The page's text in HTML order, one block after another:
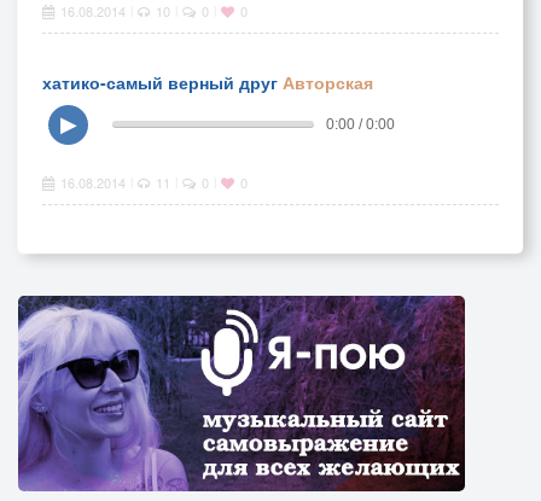
16.08.2014 10 0 0
хатико-самый верный друг Авторская
▶
0:00 / 0:00
16.08.2014 11 0 0